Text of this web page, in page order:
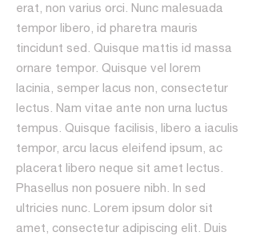
erat, non varius orci. Nunc malesuada
tempor libero, id pharetra mauris
tincidunt sed. Quisque mattis id massa
ornare tempor. Quisque vel lorem
lacinia, semper lacus non, consectetur
lectus. Nam vitae ante non urna luctus
tempus. Quisque facilisis, libero a iaculis
tempor, arcu lacus eleifend ipsum, ac
placerat libero neque sit amet lectus.
Phasellus non posuere nibh. In sed
ultricies nunc. Lorem ipsum dolor sit
amet, consectetur adipiscing elit. Duis